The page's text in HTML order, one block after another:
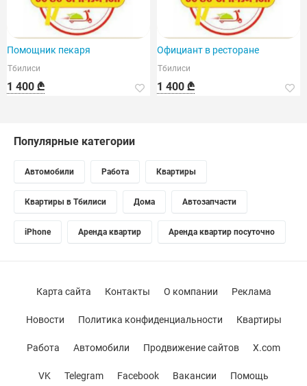
Помощник пекаря
Тбилиси
1 400 ₾
Официант в ресторане
Тбилиси
1 400 ₾
Популярные категории
Автомобили Работа Квартиры
Квартиры в Тбилиси Дома Автозапчасти
iPhone Аренда квартир Аренда квартир посуточно
Карта сайта Контакты О компании Реклама
Новости Политика конфиденциальности Квартиры
Работа Автомобили Продвижение сайтов X.com
VK Telegram Facebook Вакансии Помощь